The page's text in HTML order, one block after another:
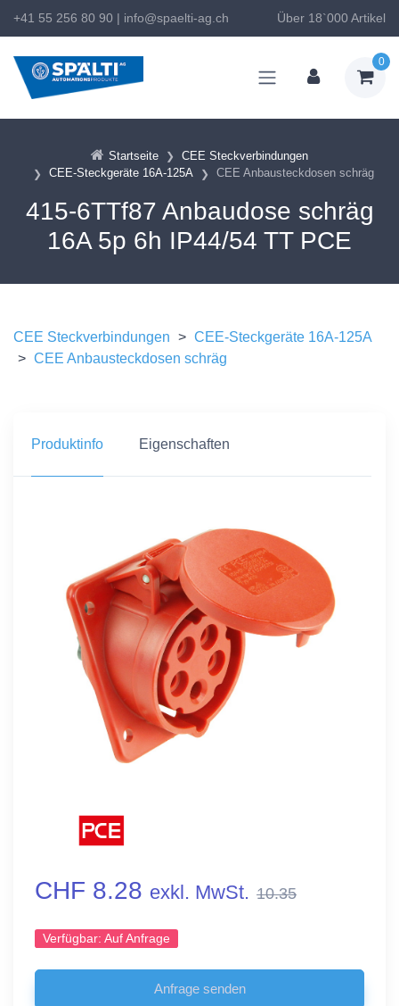
+41 55 256 80 90 | info@spaelti-ag.ch Über 18`000 Artikel
0
Startseite
CEE Steckverbindungen
CEE-Steckgeräte 16A-125A
CEE Anbausteckdosen schräg
415-6TTf87 Anbaudose schräg
16A 5p 6h IP44/54 TT PCE
CEE Steckverbindungen > CEE-Steckgeräte 16A-125A
> CEE Anbausteckdosen schräg
Produktinfo Eigenschaften
CHF 8.28 exkl. MwSt. 10.35
Verfügbar: Auf Anfrage